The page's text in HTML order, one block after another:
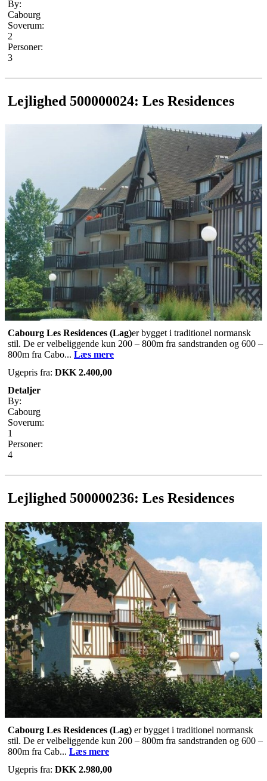
By:
Cabourg
Soverum:
2
Personer:
3
Lejlighed 500000024: Les Residences
Cabourg Les Residences (Lag)er bygget i traditionel normansk
stil. De er velbeliggende kun 200 – 800m fra sandstranden og 600 –
800m fra Cabo... Læs mere
Ugepris fra: DKK 2.400,00
Detaljer
By:
Cabourg
Soverum:
1
Personer:
4
Lejlighed 500000236: Les Residences
Cabourg Les Residences (Lag) er bygget i traditionel normansk
stil. De er velbeliggende kun 200 – 800m fra sandstranden og 600 –
800m fra Cab... Læs mere
Ugepris fra: DKK 2.980,00